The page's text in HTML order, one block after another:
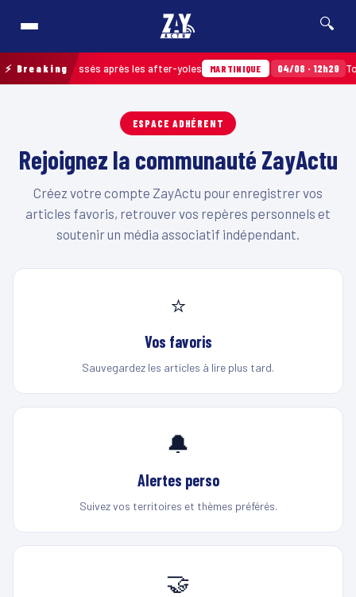
🔍
⚡ Breaking
déchets ramassés après les after-yoles MARTINIQUE 04/08 · 12h29
ESPACE ADHÉRENT
Rejoignez la communauté ZayActu
Créez votre compte ZayActu pour enregistrer vos
articles favoris, retrouver vos repères personnels et
soutenir un média associatif indépendant.
⭐
Vos favoris
Sauvegardez les articles à lire plus tard.
🔔
Alertes perso
Suivez vos territoires et thèmes préférés.
🤝